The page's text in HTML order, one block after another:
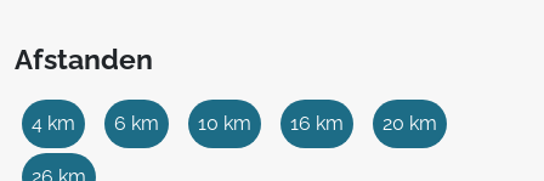
Afstanden
4 km 6 km 10 km 16 km 20 km